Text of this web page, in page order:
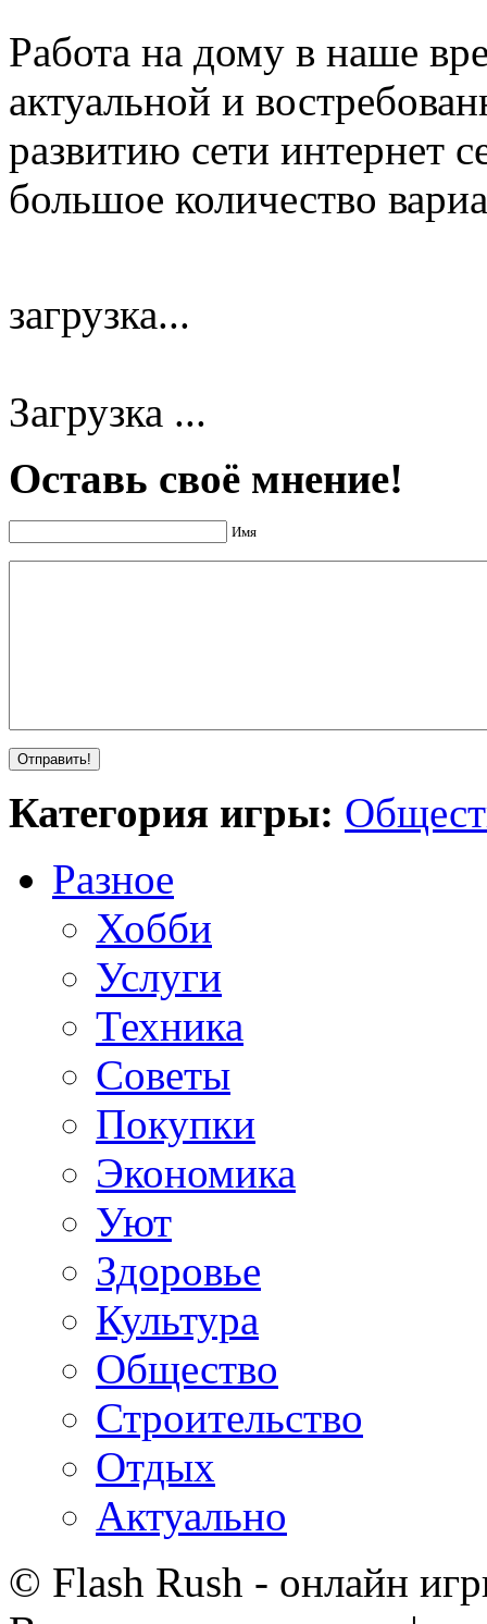
Работа на дому в наше
актуальной и
развитию сети интернет
большое количество
загрузка...
Загрузка ...
Оставь своё мнение!
Имя
Категория игры:
Разное
Хобби
Услуги
Техника
Советы
Покупки
Экономика
Уют
Здоровье
Культура
Общество
Строительство
Отдых
Актуально
© Flash Rush - онлайн